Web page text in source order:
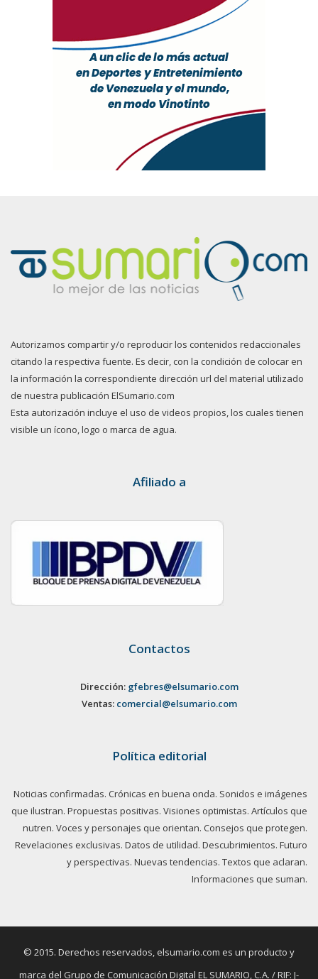
Autorizamos compartir y/o reproducir los contenidos redaccionales
citando la respectiva fuente. Es decir, con la condición de colocar en
la información la correspondiente dirección url del material utilizado
de nuestra publicación ElSumario.com
Esta autorización incluye el uso de videos propios, los cuales tienen
visible un ícono, logo o marca de agua.
Afiliado a
Contactos
Dirección: gfebres@elsumario.com
Ventas: comercial@elsumario.com
Política editorial
Noticias confirmadas. Crónicas en buena onda. Sonidos e imágenes
que ilustran. Propuestas positivas. Visiones optimistas. Artículos que
nutren. Voces y personajes que orientan. Consejos que protegen.
Revelaciones exclusivas. Datos de utilidad. Descubrimientos. Futuro
y perspectivas. Nuevas tendencias. Textos que aclaran.
Informaciones que suman.
© 2015. Derechos reservados, elsumario.com es un producto y
marca del Grupo de Comunicación Digital EL SUMARIO, C.A. / RIF: J-